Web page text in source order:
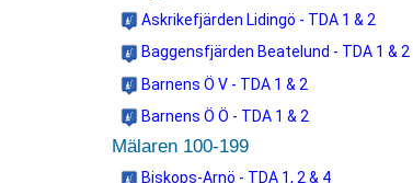
Askrikefjärden Lidingö - TDA 1 & 2
Baggensfjärden Beatelund - TDA 1 & 2
Barnens Ö V - TDA 1 & 2
Barnens Ö Ö - TDA 1 & 2
Mälaren 100-199
Biskops-Arnö - TDA 1, 2 & 4